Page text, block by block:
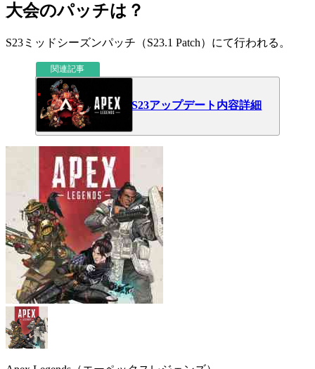
大会のパッチは？
S23ミッドシーズンパッチ（S23.1 Patch）にて行われる。
関連記事
S23アップデート内容詳細